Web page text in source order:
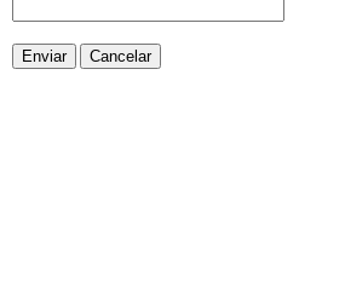
Enviar Cancelar